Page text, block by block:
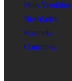
Mais Vendidos
Novidades
Revenda
Contactos